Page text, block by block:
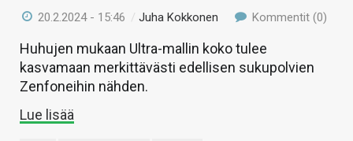
20.2.2024 - 15:46 /Juha Kokkonen Kommentit (0)
Huhujen mukaan Ultra-mallin koko tulee
kasvamaan merkittävästi edellisen sukupolvien
Zenfoneihin nähden.
Lue lisää